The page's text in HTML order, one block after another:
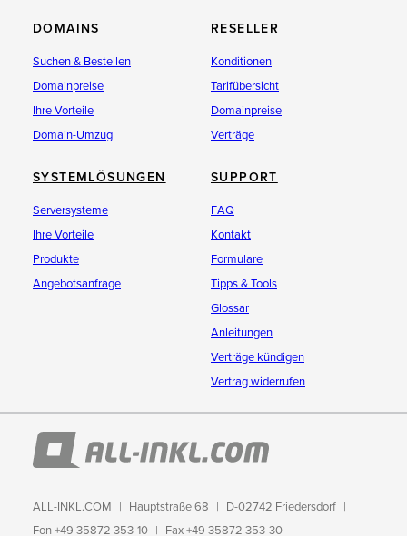
DOMAINS
Suchen & Bestellen
Domainpreise
Ihre Vorteile
Domain-Umzug
RESELLER
Konditionen
Tarifübersicht
Domainpreise
Verträge
SYSTEMLÖSUNGEN
Serversysteme
Ihre Vorteile
Produkte
Angebotsanfrage
SUPPORT
FAQ
Kontakt
Formulare
Tipps & Tools
Glossar
Anleitungen
Verträge kündigen
Vertrag widerrufen
ALL-INKL.COM Hauptstraße 68
D-02742 Friedersdorf
Fon +49 35872 353-10
Fax +49 35872 353-30